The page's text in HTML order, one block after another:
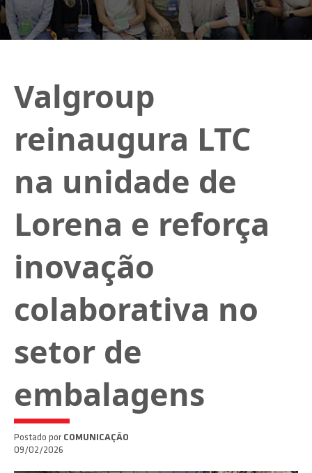
Valgroup
reinaugura LTC
na unidade de
Lorena e reforça
inovação
colaborativa no
setor de
embalagens
Postado por COMUNICAÇÃO
09/02/2026